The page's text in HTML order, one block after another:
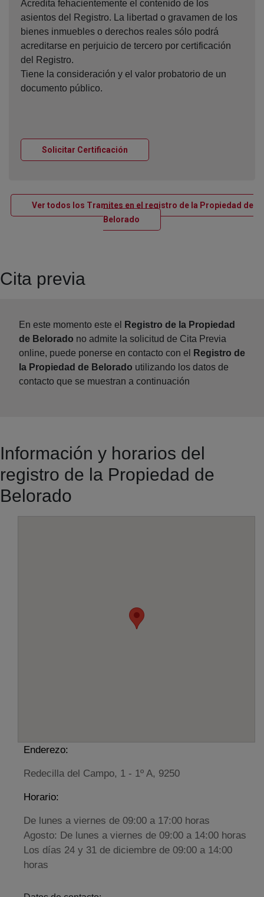
Acredita fehacientemente el contenido de los
asientos del Registro. La libertad o gravamen de los
bienes inmuebles o derechos reales sólo podrá
acreditarse en perjuicio de tercero por certificación
del Registro.
Tiene la consideración y el valor probatorio de un
documento público.
Solicitar Certificación
Ver todos los Tramites en el registro de la Propiedad de
Belorado Ventana nueva
Cita previa
En este momento este el
Registro de la Propiedad
de Belorado no admite la solicitud de Cita Previa
online, puede ponerse en contacto con el
Registro de
la Propiedad de Belorado utilizando los datos de
contacto que se muestran a continuación
Información y horarios del
registro de la Propiedad de
Belorado
Enderezo:
Redecilla del Campo, 1 - 1º A, 9250
Horario:
De lunes a viernes de 09:00 a 17:00 horas
Agosto: De lunes a viernes de 09:00 a 14:00 horas
Los días 24 y 31 de diciembre de 09:00 a 14:00
horas